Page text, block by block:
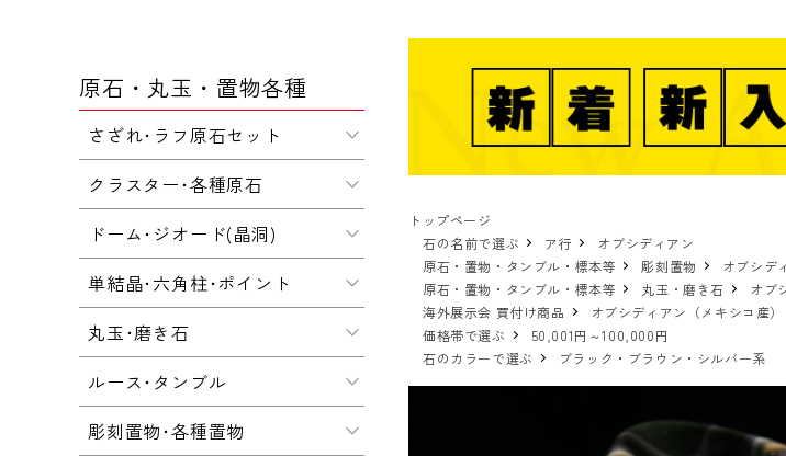
トップページ
石の名前で選ぶ
ア行
オブシディアン
原石・置物・タンブル・標本等
彫刻置物
オブシデ
原石・置物・タンブル・標本等
丸玉・磨き石
オブ
海外展示会 買付け商品
オブシディアン（メキシコ産）
価格帯で選ぶ
50,001円～100,000円
石のカラーで選ぶ
ブラック・ブラウン・シルバー系
原石・丸玉・置物各種
さざれ･ラフ原石セット
クラスター･各種原石
ドーム･ジオード(晶洞)
単結晶･六角柱･ポイント
丸玉･磨き石
ルース･タンブル
彫刻置物･各種置物